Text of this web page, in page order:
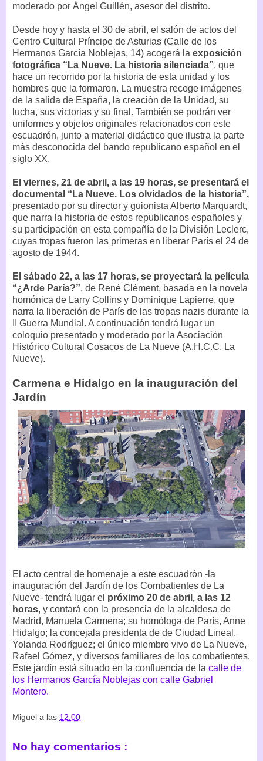
moderado por Ángel Guillén, asesor del distrito.
Desde hoy y hasta el 30 de abril, el salón de actos del
Centro Cultural Príncipe de Asturias (Calle de los
Hermanos García Noblejas, 14) acogerá la exposición
fotográfica “La Nueve. La historia silenciada”, que
hace un recorrido por la historia de esta unidad y los
hombres que la formaron. La muestra recoge imágenes
de la salida de España, la creación de la Unidad, su
lucha, sus victorias y su final. También se podrán ver
uniformes y objetos originales relacionados con este
escuadrón, junto a material didáctico que ilustra la parte
más desconocida del bando republicano español en el
siglo XX.
El viernes, 21 de abril, a las 19 horas, se presentará el
documental “La Nueve. Los olvidados de la historia”,
presentado por su director y guionista Alberto Marquardt,
que narra la historia de estos republicanos españoles y
su participación en esta compañía de la División Leclerc,
cuyas tropas fueron las primeras en liberar París el 24 de
agosto de 1944.
El sábado 22, a las 17 horas, se proyectará la película
“¿Arde París?”, de René Clément, basada en la novela
homónica de Larry Collins y Dominique Lapierre, que
narra la liberación de París de las tropas nazis durante la
II Guerra Mundial. A continuación tendrá lugar un
coloquio presentado y moderado por la Asociación
Histórico Cultural Cosacos de La Nueve (A.H.C.C. La
Nueve).
Carmena e Hidalgo en la inauguración del
Jardín
El acto central de homenaje a este escuadrón -la
inauguración del Jardín de los Combatientes de La
Nueve- tendrá lugar el próximo 20 de abril, a las 12
horas, y contará con la presencia de la alcaldesa de
Madrid, Manuela Carmena; su homóloga de París, Anne
Hidalgo; la concejala presidenta de de Ciudad Lineal,
Yolanda Rodríguez; el único miembro vivo de La Nueve,
Rafael Gómez, y diversos familiares de los combatientes.
Este jardín está situado en la confluencia de la calle de
los Hermanos García Noblejas con calle Gabriel
Montero.
Miguel a las 12:00
No hay comentarios :